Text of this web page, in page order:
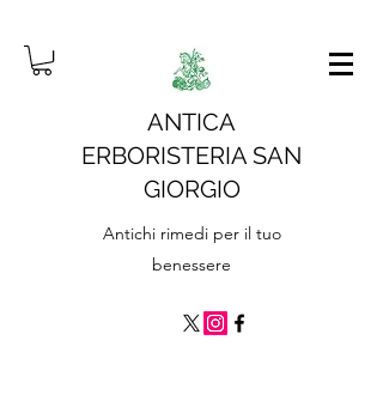
ANTICA
ERBORISTERIA SAN
GIORGIO
Antichi rimedi per il tuo
benessere